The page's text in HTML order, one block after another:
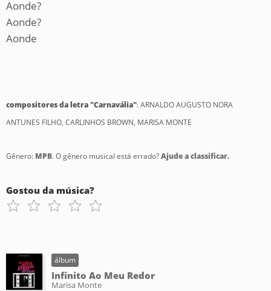
Aonde?
Aonde?
Aonde
compositores da letra "Carnavália": ARNALDO AUGUSTO NORA
ANTUNES FILHO, CARLINHOS BROWN, MARISA MONTE
Gênero: MPB. O gênero musical está errado?Ajude a classificar.
Gostou da música?
álbum
Infinito Ao Meu Redor
Marisa Monte